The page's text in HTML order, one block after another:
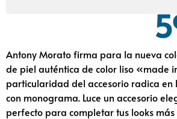
Antony Morato firma para la nueva
de piel auténtica de color liso «made
particularidad del accesorio radica
con monograma. Luce un accesorio
perfecto para completar tus looks más